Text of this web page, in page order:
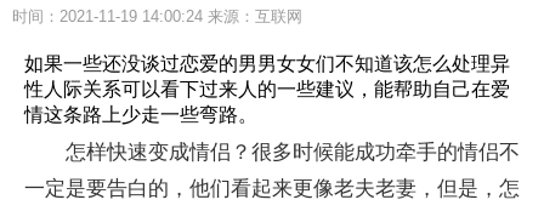
时间：2021-11-19 14:00:24 来源：互联网
如果一些还没谈过恋爱的男男女女们不知道该怎么处理异
性人际关系可以看下过来人的一些建议，能帮助自己在爱
情这条路上少走一些弯路。
怎样快速变成情侣？很多时候能成功牵手的情侣不
一定是要告白的，他们看起来更像老夫老妻，但是，怎